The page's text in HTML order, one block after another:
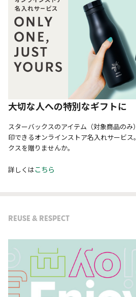
大切な人への特別なギフトに
スターバックスのアイテム（対象商品の
印できるオンラインストア名入れサービ
クスを贈りませんか。
詳しくはこちら
REUSE & RESPECT